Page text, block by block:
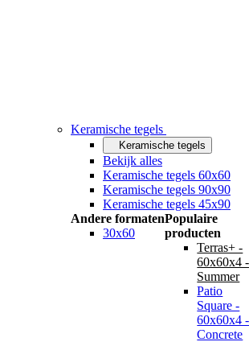
Keramische tegels
Keramische tegels
Bekijk alles
Keramische tegels 60x60
Keramische tegels 90x90
Keramische tegels 45x90
Andere formaten
30x60
Populaire
producten
Terras+ -
60x60x4 -
Summer
Patio
Square -
60x60x4 -
Concrete